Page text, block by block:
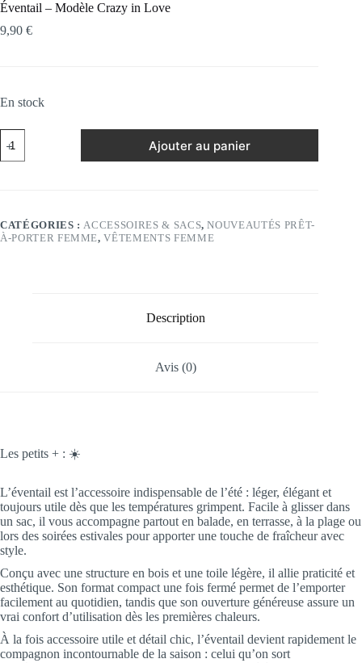
Éventail – Modèle Crazy in Love
9,90 €
En stock
de
Éventail
Love
Ajouter au panier
CATÉGORIES :ACCESSOIRES & SACS,NOUVEAUTÉS PRÊT-
À-PORTER FEMME,VÊTEMENTS FEMME
Description
Avis (0)
Les petits + : ☀️
L’éventail est l’accessoire indispensable de l’été : léger, élégant et
toujours utile dès que les températures grimpent. Facile à glisser dans
un sac, il vous accompagne partout en balade, en terrasse, à la plage ou
lors des soirées estivales pour apporter une touche de fraîcheur avec
style.
Conçu avec une structure en bois et une toile légère, il allie praticité et
esthétique. Son format compact une fois fermé permet de l’emporter
facilement au quotidien, tandis que son ouverture généreuse assure un
vrai confort d’utilisation dès les premières chaleurs.
À la fois accessoire utile et détail chic, l’éventail devient rapidement le
compagnon incontournable de la saison : celui qu’on sort